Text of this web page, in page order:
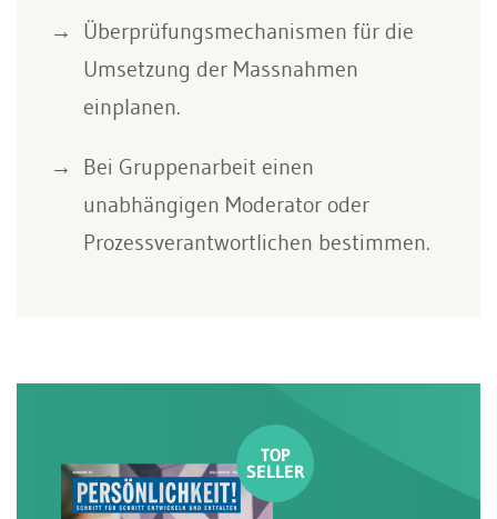
Überprüfungsmechanismen für die
Umsetzung der Massnahmen
einplanen.
Bei Gruppenarbeit einen
unabhängigen Moderator oder
Prozessverantwortlichen bestimmen.